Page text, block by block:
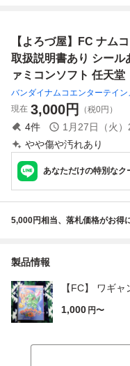
ュータ FC
【よろづ屋】FC ナム
取扱説明書あり シー
ァミコンソフト 任天堂
バンダイナムコエンターテイン
現在 3,000円 （税0円）
4件 1月27日（火
やや傷や汚れあり
あなただけの特別なク
5,000円相当、落札価格がお得
製品情報
【FC】 ワギ
1,000 円〜